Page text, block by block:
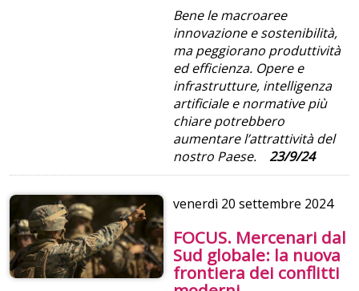
Bene le macroaree
innovazione e sostenibilità,
ma peggiorano produttività
ed efficienza. Opere e
infrastrutture, intelligenza
artificiale e normative più
chiare potrebbero
aumentare l’attrattività del
nostro Paese.
23/9/24
venerdì 20 settembre 2024
FOCUS. Mercenari dal
Sud globale: la nuova
frontiera dei conflitti